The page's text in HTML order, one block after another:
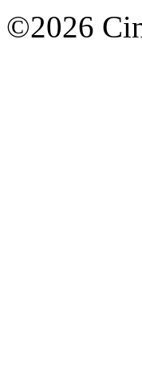
©2026